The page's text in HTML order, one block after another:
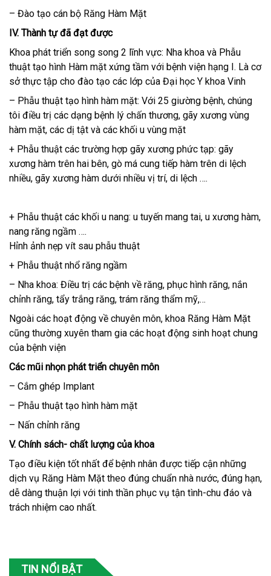
– Đào tạo cán bộ Răng Hàm Mặt
IV. Thành tự đã đạt được
Khoa phát triển song song 2 lĩnh vực: Nha khoa và Phẫu
thuật tạo hình Hàm mặt xứng tầm với bệnh viện hạng I. Là cơ
sở thực tập cho đào tạo các lớp của Đại học Y khoa Vinh
– Phẫu thuật tạo hình hàm mặt: Với 25 giường bệnh, chúng
tôi điều trị các dạng bệnh lý chấn thương, gãy xương vùng
hàm mặt, các dị tật và các khối u vùng mặt
+ Phẫu thuật các trường hợp gãy xương phức tạp: gãy
xương hàm trên hai bên, gò má cung tiếp hàm trên di lệch
nhiều, gãy xương hàm dưới nhiều vị trí, di lệch ….
+ Phẫu thuật các khối u nang: u tuyến mang tai, u xương hàm,
nang răng ngầm ….
Hỉnh ảnh nẹp vít sau phẫu thuật
+ Phẫu thuật nhổ răng ngầm
– Nha khoa: Điều trị các bệnh về răng, phục hình răng, nắn
chỉnh răng, tẩy trắng răng, trám răng thẩm mỹ,…
Ngoài các hoạt động về chuyên môn, khoa Răng Hàm Mặt
cũng thường xuyên tham gia các hoạt động sinh hoạt chung
của bệnh viện
Các mũi nhọn phát triển chuyên môn
– Cắm ghép Implant
– Phẫu thuật tạo hình hàm mặt
– Nấn chỉnh răng
V. Chính sách- chất lượng của khoa
Tạo điều kiện tốt nhất để bệnh nhân được tiếp cận những
dịch vụ Răng Hàm Mặt theo đúng chuẩn nhà nước, đúng hạn,
dễ dàng thuận lợi với tinh thần phục vụ tận tình-chu đáo và
trách nhiệm cao nhất.
TIN NỔI BẬT